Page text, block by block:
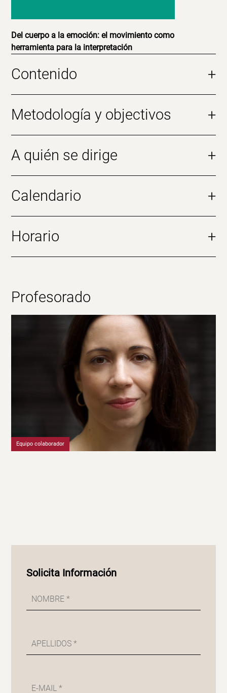
Del cuerpo a la emoción: el movimiento como
herramienta para la interpretación
Contenido +
Metodología y objectivos +
A quién se dirige +
Calendario +
Horario +
Profesorado
Equipo colaborador
Solicita Información